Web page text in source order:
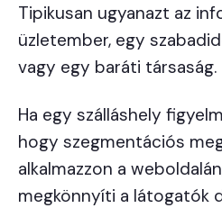
Tipikusan ugyanazt az
üzletember, egy
vagy egy baráti társaság.
Ha egy szálláshely
hogy szegmentációs
alkalmazzon a
megkönnyíti a látogatók